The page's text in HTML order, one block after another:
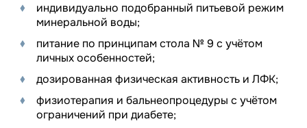
индивидуально подобранный питьевой режим
минеральной воды;
питание по принципам стола № 9 с учётом
личных особенностей;
дозированная физическая активность и ЛФК;
физиотерапия и бальнеопроцедуры с учётом
ограничений при диабете;